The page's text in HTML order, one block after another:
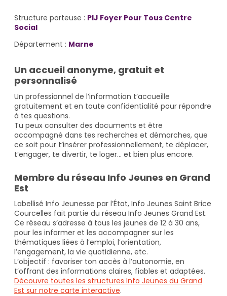
Structure porteuse : PIJ Foyer Pour Tous Centre
Social
Département : Marne
Un accueil anonyme, gratuit et
personnalisé
Un professionnel de l’information t’accueille
gratuitement et en toute confidentialité pour répondre
à tes questions.
Tu peux consulter des documents et être
accompagné dans tes recherches et démarches, que
ce soit pour t’insérer professionnellement, te déplacer,
t’engager, te divertir, te loger… et bien plus encore.
Membre du réseau Info Jeunes en Grand
Est
Labellisé Info Jeunesse par l’État, Info Jeunes Saint Brice
Courcelles fait partie du réseau Info Jeunes Grand Est.
Ce réseau s’adresse à tous les jeunes de 12 à 30 ans,
pour les informer et les accompagner sur les
thématiques liées à l’emploi, l’orientation,
l’engagement, la vie quotidienne, etc.
L’objectif : favoriser ton accès à l’autonomie, en
t’offrant des informations claires, fiables et adaptées.
Découvre toutes les structures Info Jeunes du Grand
Est sur notre carte interactive.